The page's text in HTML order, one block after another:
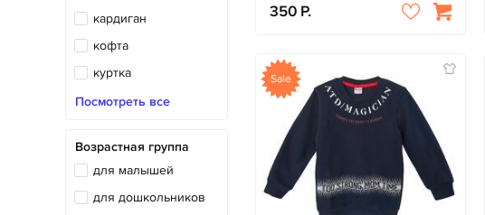
кардиган
кофта
куртка
лонгслив
толстовка
худи
Посмотреть все
Возрастная группа
для малышей
для дошкольников
350
Sale